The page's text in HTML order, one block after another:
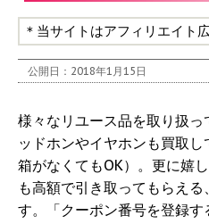
＊当サイトはアフィリエイト
公開日： 2018年1月15日
様々なリユース品を取り扱
ッドホンやイヤホンも買取
箱がなくてもOK）。更に嬉
も高額で引き取ってもらえ
す。「クーポン番号を登録す